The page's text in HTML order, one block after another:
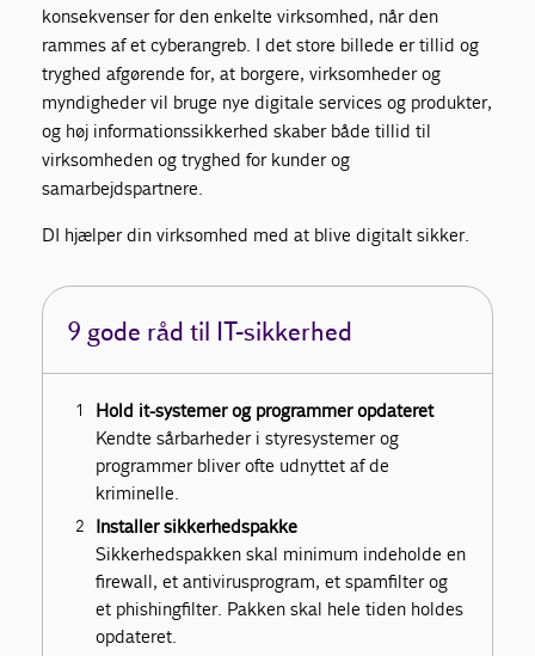
konsekvenser for den enkelte virksomhed, når den
rammes af et cyberangreb. I det store billede er tillid og
tryghed afgørende for, at borgere, virksomheder og
myndigheder vil bruge nye digitale services og produkter,
og høj informationssikkerhed skaber både tillid til
virksomheden og tryghed for kunder og
samarbejdspartnere.
DI hjælper din virksomhed med at blive digitalt sikker.
9 gode råd til IT-sikkerhed
Hold it-systemer og programmer opdateret
Kendte sårbarheder i styresystemer og
programmer bliver ofte udnyttet af de
kriminelle.
Installer sikkerhedspakke
Sikkerhedspakken skal minimum indeholde en
firewall, et antivirusprogram, et spamfilter og
et phishingfilter. Pakken skal hele tiden holdes
opdateret.